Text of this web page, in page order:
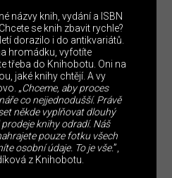
názvy knih, vydání a ISBN
se knih zbavit rychle?
dorazilo i do antikvariátů.
hromádku, vyfotíte
třeba do Knihobotu. Oni na
jaké knihy chtějí. A vy
„Chceme, aby proces
co nejjednodušší. Právě
někde vyplňovat dlouhý
knihy odradí. Náš
pouze fotku všech
osobní údaje. To je vše.”,
z Knihobotu.